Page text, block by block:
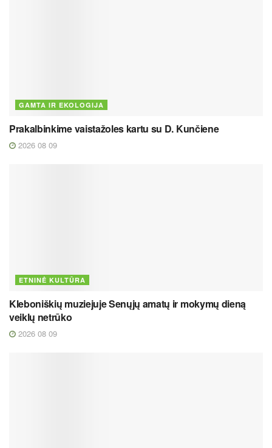
GAMTA IR EKOLOGIJA
Prakalbinkime vaistažoles kartu su D. Kunčiene
2026 08 09
ETNINĖ KULTŪRA
Kleboniškių muziejuje Senųjų amatų ir mokymų dieną
veiklų netrūko
2026 08 09